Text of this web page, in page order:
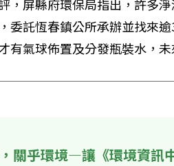
，屏縣府環保局指出，許多
委託恆春鎮公所承辦並找來
有氣球佈置及分發瓶裝水，
關乎環境—讓《環境資訊